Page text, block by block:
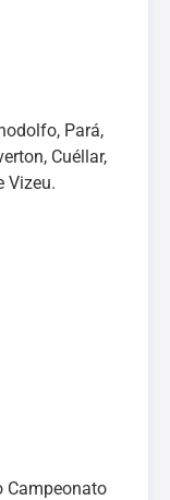
Pará,
Cuéllar,
Vizeu.
Campeonato